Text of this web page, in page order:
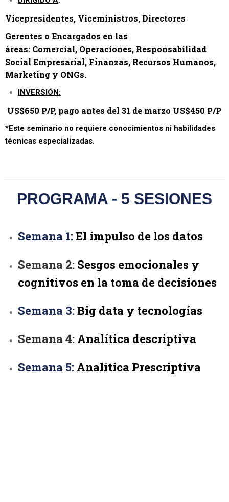
Vicepresidentes, Viceministros, Directores
Gerentes o Encargados en las
áreas: Comercial, Operaciones, Responsabilidad
Social Empresarial, Finanzas, Recursos Humanos,
Marketing y ONGs.
INVERSIÓN:
US$650 P/P, pago antes del 31 de marzo US$450 P/P
*Este seminario no requiere conocimientos ni habilidades
técnicas especializadas.
PROGRAMA - 5 SESIONES
Semana 1:El impulso de los datos
Semana 2: Sesgos emocionales y
cognitivos en la toma de decisiones
Semana 3:Big data y tecnologías
Semana 4: Analítica descriptiva
Semana 5: Analítica Prescriptiva